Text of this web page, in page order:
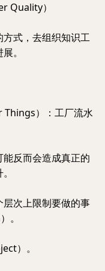
Quality）
式，去组织知识工
。
Things）：工厂流水
反而会造成真正的
次上限制要做的事
。
）。